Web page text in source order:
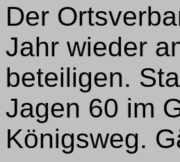
Der
Jahr wieder
beteiligen.
Jagen 60 im
Königsweg.